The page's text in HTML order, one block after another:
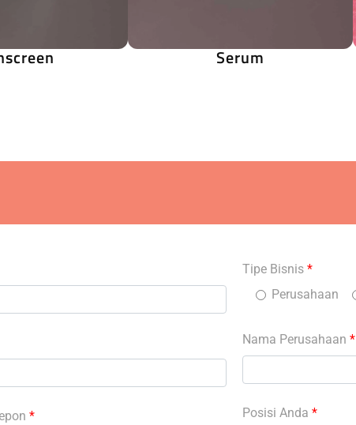
Serum
*
Tipe Bisnis*
Perusahaan
Nama Perusahaan*
Posisi Anda*